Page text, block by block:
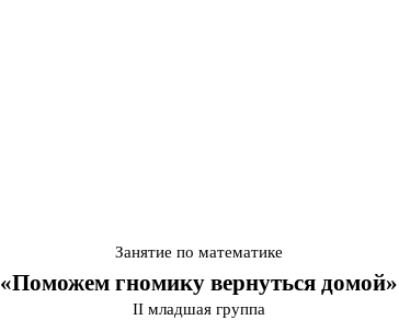
Занятие по математике
«Поможем гномику вернуться домой»
II младшая группа